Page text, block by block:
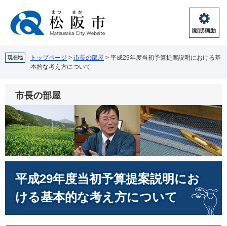
文
へ
閲
覧
助
現在地 トップページ > 市長の部屋 > 平成29年度当初予算提案説明における基
本的な考え方について
市長の部屋
平成29年度当初予算提案説明にお
ける基本的な考え方について